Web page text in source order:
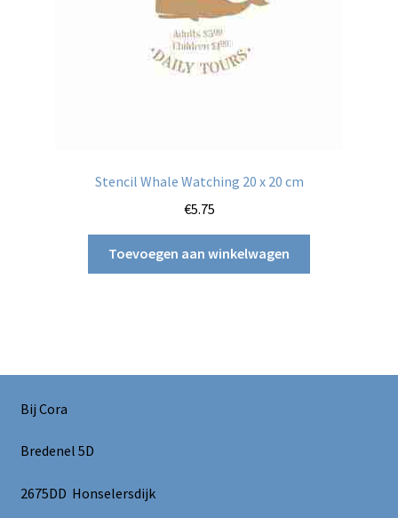
Stencil Whale Watching 20 x 20 cm
€5.75
Toevoegen aan winkelwagen
Bij Cora
Bredenel 5D
2675DD Honselersdijk